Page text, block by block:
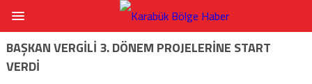
BAŞKAN VERGİLİ 3. DÖNEM PROJELERİNE START
VERDİ